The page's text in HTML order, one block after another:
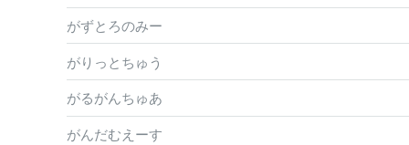
がずとろのみー
がりっとちゅう
がるがんちゅあ
がんだむえーす